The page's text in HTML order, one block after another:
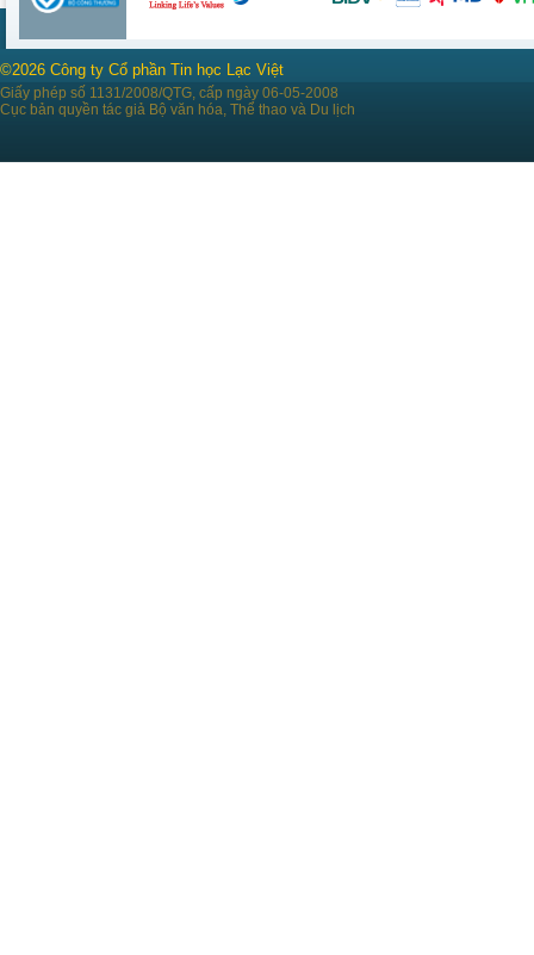
©2026 Công ty Cổ phần Tin học Lạc Việt
Giấy phép số 1131/2008/QTG, cấp ngày 06-05-2008
Cục bản quyền tác giả Bộ văn hóa, Thể thao và Du lịch